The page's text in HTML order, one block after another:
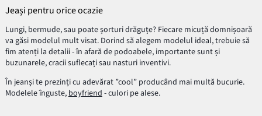
Jeași pentru orice ocazie
Lungi, bermude, sau poate șorturi drăguțe? Fiecare micuță domnișoară
va găsi modelul mult visat. Dorind să alegem modelul ideal, trebuie să
fim atenți la detalii - în afară de podoabele, importante sunt și
buzunarele, cracii suflecați sau nasturi inventivi.
În jeanși te prezinți cu adevărat ”cool” producând mai multă bucurie.
Modelele înguste,boyfriend- culori pe alese.